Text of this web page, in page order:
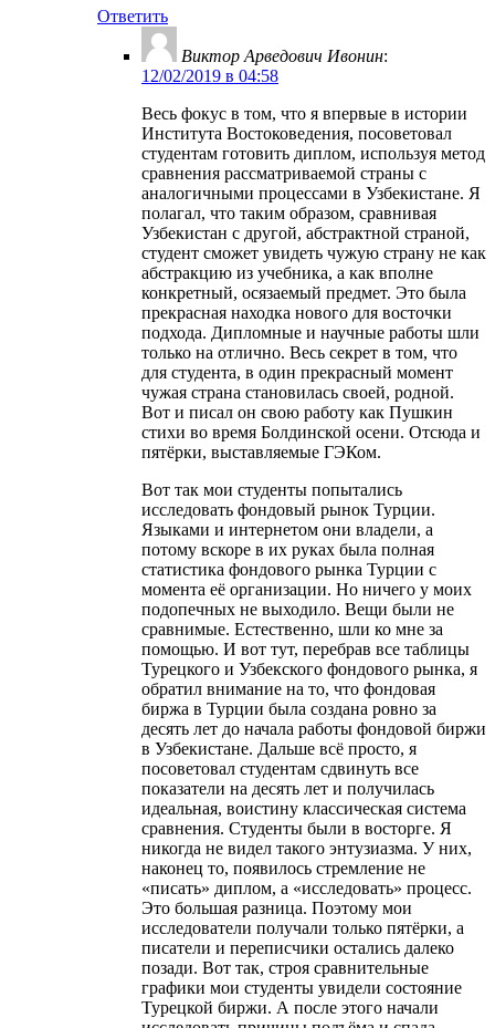
Ответить
Виктор Арведович Ивонин:
12/02/2019 в 04:58
Весь фокус в том, что я впервые в истории
Института Востоковедения, посоветовал
студентам готовить диплом, используя метод
сравнения рассматриваемой страны с
аналогичными процессами в Узбекистане. Я
полагал, что таким образом, сравнивая
Узбекистан с другой, абстрактной страной,
студент сможет увидеть чужую страну не как
абстракцию из учебника, а как вполне
конкретный, осязаемый предмет. Это была
прекрасная находка нового для восточки
подхода. Дипломные и научные работы шли
только на отлично. Весь секрет в том, что
для студента, в один прекрасный момент
чужая страна становилась своей, родной.
Вот и писал он свою работу как Пушкин
стихи во время Болдинской осени. Отсюда и
пятёрки, выставляемые ГЭКом.
Вот так мои студенты попытались
исследовать фондовый рынок Турции.
Языками и интернетом они владели, а
потому вскоре в их руках была полная
статистика фондового рынка Турции с
момента её организации. Но ничего у моих
подопечных не выходило. Вещи были не
сравнимые. Естественно, шли ко мне за
помощью. И вот тут, перебрав все таблицы
Турецкого и Узбекского фондового рынка, я
обратил внимание на то, что фондовая
биржа в Турции была создана ровно за
десять лет до начала работы фондовой биржи
в Узбекистане. Дальше всё просто, я
посоветовал студентам сдвинуть все
показатели на десять лет и получилась
идеальная, воистину классическая система
сравнения. Студенты были в восторге. Я
никогда не видел такого энтузиазма. У них,
наконец то, появилось стремление не
«писать» диплом, а «исследовать» процесс.
Это большая разница. Поэтому мои
исследователи получали только пятёрки, а
писатели и переписчики остались далеко
позади. Вот так, строя сравнительные
графики мои студенты увидели состояние
Турецкой биржи. А после этого начали